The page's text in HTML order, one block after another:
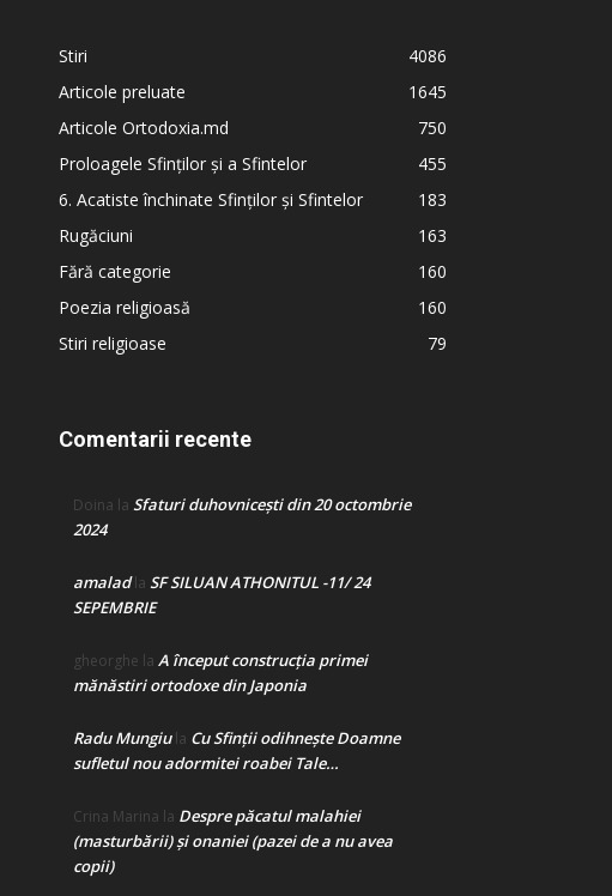
Stiri
4086
Articole preluate
1645
Articole Ortodoxia.md
750
Proloagele Sfinților și a Sfintelor
455
6. Acatiste închinate Sfinților și Sfintelor
183
Rugăciuni
163
Fără categorie
160
Poezia religioasă
160
Stiri religioase
79
Comentarii recente
Doina la Sfaturi duhovnicești din 20 octombrie
2024
amaladla SF SILUAN ATHONITUL -11/ 24
SEPEMBRIE
gheorghe la A început construcţia primei
mănăstiri ortodoxe din Japonia
Radu Mungiula Cu Sfinții odihnește Doamne
sufletul nou adormitei roabei Tale…
Crina Marina la Despre păcatul malahiei
(masturbării) şi onaniei (pazei de a nu avea
copii)